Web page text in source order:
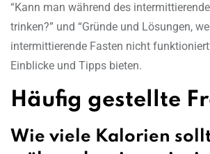
“Kann man während des
trinken?” und “Gründe und Lösungen,
intermittierende Fasten nicht
Einblicke und Tipps bieten.
Häufig gestellte
Wie viele Kalorien